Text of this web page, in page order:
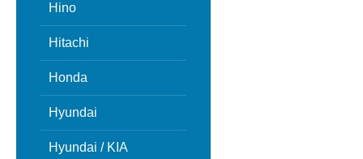
Hino
Hitachi
Honda
Hyundai
Hyundai / KIA